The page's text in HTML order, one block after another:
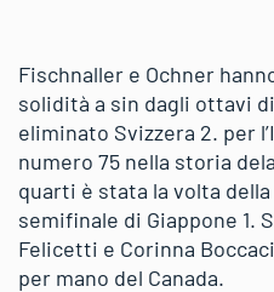
Fischnaller e Ochner
solidità a sin dagli ottavi
eliminato Svizzera 2. per
numero 75 nella storia
quarti è stata la volta
semifinale di Giappone 1.
Felicetti e Corinna
per mano del Canada.